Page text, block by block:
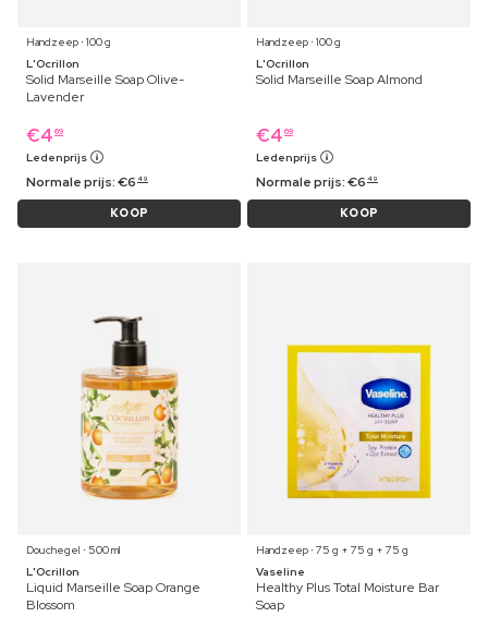
Handzeep ⋅ 100 g
L'Ocrillon
Solid Marseille Soap Olive-
Lavender
€4 69
Ledenprijs
Normale prijs:€6 49
KOOP
Handzeep ⋅ 100 g
L'Ocrillon
Solid Marseille Soap Almond
€4 69
Ledenprijs
Normale prijs:€6 49
KOOP
Douchegel ⋅ 500 ml
L'Ocrillon
Liquid Marseille Soap Orange
Blossom
Handzeep ⋅ 75 g + 75 g + 75 g
Vaseline
Healthy Plus Total Moisture Bar
Soap